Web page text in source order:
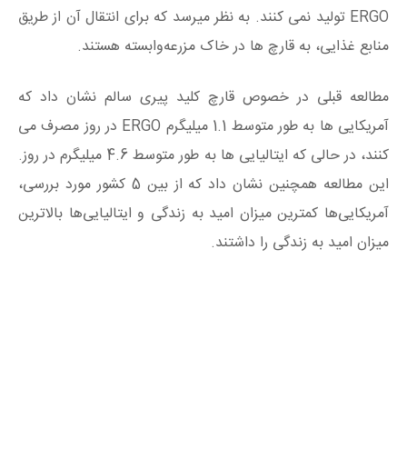
ERGO تولید نمی کنند. به نظر میرسد که برای انتقال آن از طریق
منابع غذایی، به قارچ ها در خاک مزرعه‌وابسته هستند.
مطالعه قبلی در خصوص قارچ کلید پیری سالم نشان داد که
آمریکایی ها به طور متوسط ​​​​1.1 میلیگرم ERGO در روز مصرف می
کنند، در حالی که ایتالیایی ها به طور متوسط ​​4.6 میلیگرم در روز.
این مطالعه همچنین نشان داد که از بین 5 کشور مورد بررسی،
آمریکایی‌ها کمترین میزان امید به زندگی و ایتالیایی‌ها بالاترین
میزان امید به زندگی را داشتند.